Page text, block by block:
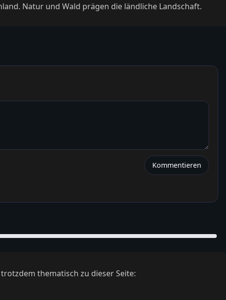
Natur und Wald prägen die ländliche Landschaft.
Kommentieren
thematisch zu dieser Seite: